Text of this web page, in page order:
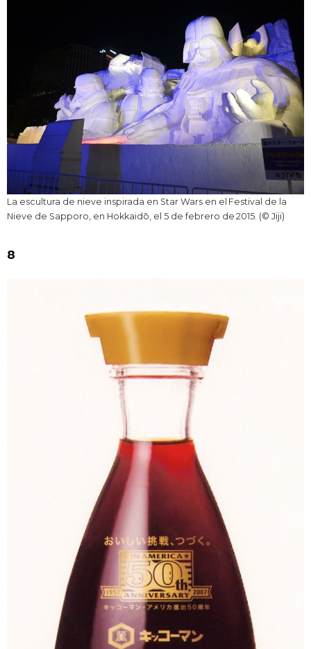
La escultura de nieve inspirada en Star Wars en el Festival de la
Nieve de Sapporo, en Hokkaidō, el 5 de febrero de 2015. (© Jiji)
8